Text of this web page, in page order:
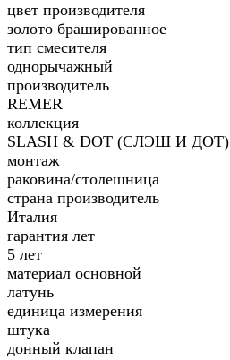
цвет производителя
золото брашированное
тип смесителя
однорычажный
производитель
REMER
коллекция
SLASH & DOT (СЛЭШ И ДОТ)
монтаж
раковина/столешница
страна производитель
Италия
гарантия лет
5 лет
материал основной
латунь
единица измерения
штука
донный клапан